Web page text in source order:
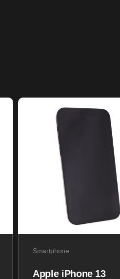
Smartphone
Apple iPhone 13